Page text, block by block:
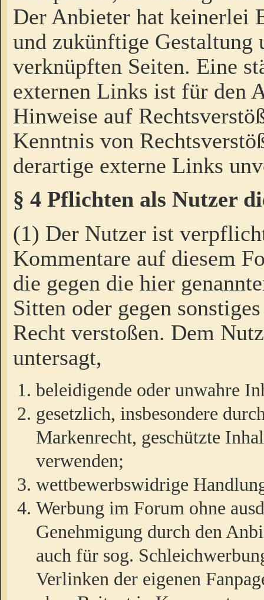
Der Anbieter hat keinerlei
und zukünftige Gestaltung
verknüpften Seiten. Eine
externen Links ist für den
Hinweise auf
Kenntnis von
derartige externe Links
§ 4 Pflichten als Nutzer
(1) Der Nutzer ist
Kommentare auf diesem
die gegen die hier
Sitten oder gegen
Recht verstoßen. Dem
untersagt,
beleidigende oder unwahre
gesetzlich, insbesondere
Markenrecht, geschützte
verwenden;
wettbewerbswidrige
Werbung im Forum ohne
Genehmigung durch den
auch für sog.
Verlinken der eigenen